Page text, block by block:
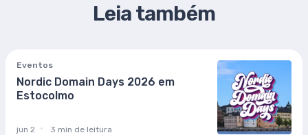
Leia também
Eventos
Nordic Domain Days 2026 em
Estocolmo
jun 2 3 min de leitura